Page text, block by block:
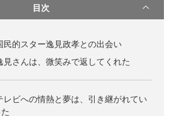
目次
民的スター逸見政孝との出会い
見さんは、微笑みで返してくれた
レビへの情熱と夢は、引き継がれてい